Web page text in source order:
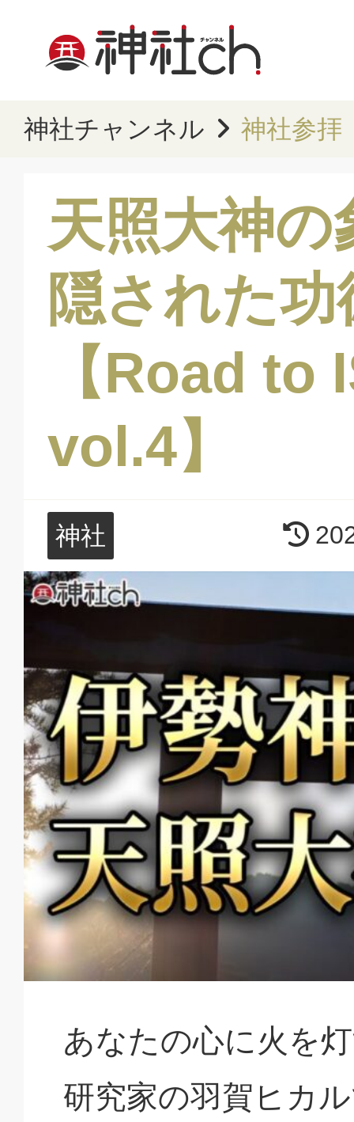
神社チャンネル 神社参拝
天照大神
隠された
【Road to
vol.4】
神社
あなたの心に火を
研究家の羽賀ヒカ